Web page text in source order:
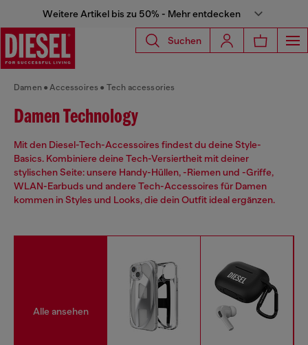
Weitere Artikel bis zu 50% - Mehr entdecken
Suchen
Damen Accessoires Tech accessories
Damen Technology
Mit den Diesel-Tech-Accessoires findest du deine Style-
Basics. Kombiniere deine Tech-Versiertheit mit deiner
stylischen Seite: unsere Handy-Hüllen, -Riemen und -Griffe,
WLAN-Earbuds und andere Tech-Accessoires für Damen
kommen in Styles und Looks, die dein Outfit ideal ergänzen.
Alle ansehen